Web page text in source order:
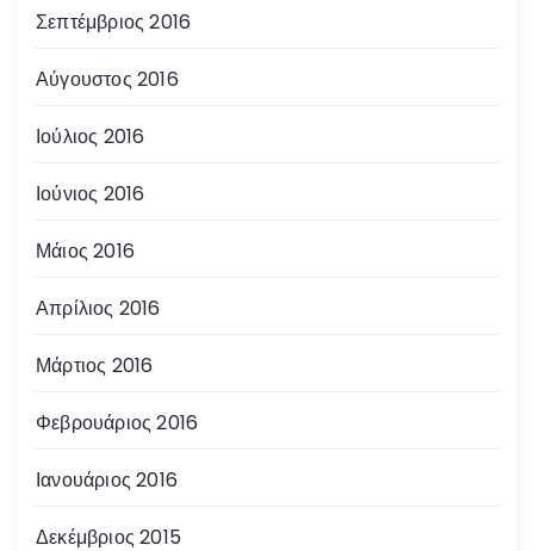
Σεπτέμβριος 2016
Αύγουστος 2016
Ιούλιος 2016
Ιούνιος 2016
Μάιος 2016
Απρίλιος 2016
Μάρτιος 2016
Φεβρουάριος 2016
Ιανουάριος 2016
Δεκέμβριος 2015